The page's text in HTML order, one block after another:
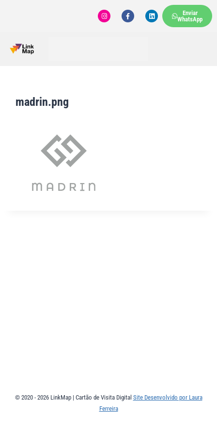
Enviar
WhatsApp
madrin.png
© 2020 - 2026 LinkMap | Cartão de Visita Digital Site Desenvolvido por Laura
Ferreira